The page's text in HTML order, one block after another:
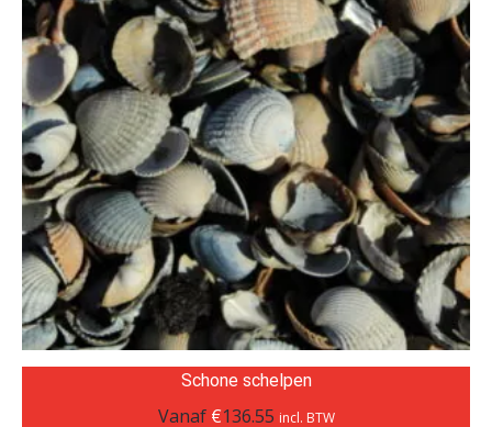
Schone schelpen
Vanaf €136.55 incl. BTW